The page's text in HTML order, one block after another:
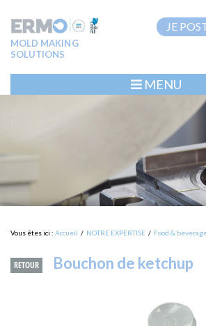
MOLD MAKING
SOLUTIONS
JE
MENU
Vous êtes ici : Accueil / NOTRE EXPERTISE / Food &
RETOUR Bouchon de ketchup